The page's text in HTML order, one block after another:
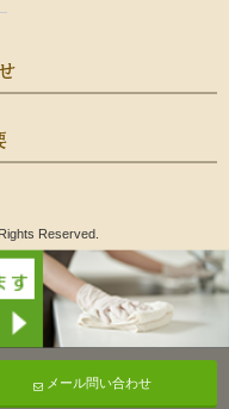
Reserved.
メール問い合わせ